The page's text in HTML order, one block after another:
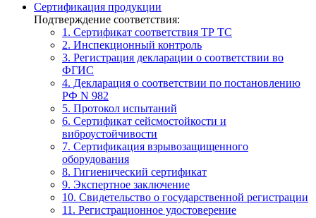
Сертификация продукции
Подтверждение соответствия:
1. Сертификат соответствия ТР ТС
2. Инспекционный контроль
3. Регистрация декларации о соответствии во
ФГИС
4. Декларация о соответствии по постановлению
РФ N 982
5. Протокол испытаний
6. Сертификат сейсмостойкости и
виброустойчивости
7. Сертификация взрывозащищенного
оборудования
8. Гигиенический сертификат
9. Экспертное заключение
10. Свидетельство о государственной регистрации
11. Регистрационное удостоверение